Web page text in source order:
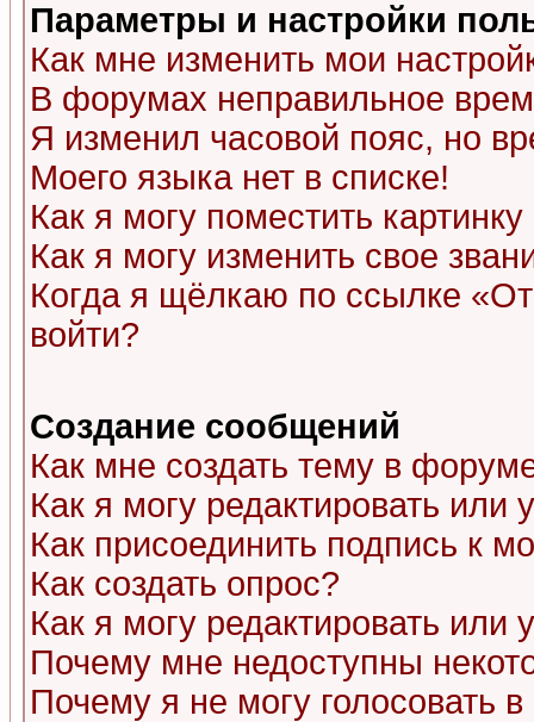
Параметры и настройки
Как мне изменить мои
В форумах неправильное
Я изменил часовой пояс, но
Моего языка нет в списке!
Как я могу поместить
Как я могу изменить свое
Когда я щёлкаю по ссылке
войти?
Создание сообщений
Как мне создать тему в
Как я могу редактировать или
Как присоединить подпись к
Как создать опрос?
Как я могу редактировать или
Почему мне недоступны
Почему я не могу голосовать